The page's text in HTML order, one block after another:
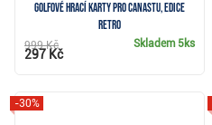
Golfové hrací karty pro Canastu, edice
Retro
Skladem 5ks
999 Kč
297 Kč
-30%